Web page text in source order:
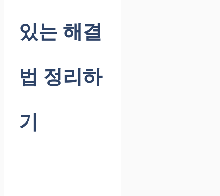
있는 해결
법 정리하
기